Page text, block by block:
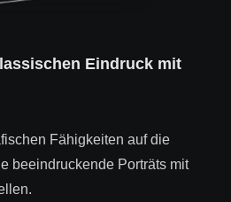
Eindruck mit
Fähigkeiten auf die
beeindruckende Porträts mit